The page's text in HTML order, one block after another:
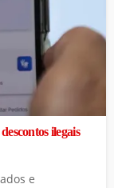
ilegais
e